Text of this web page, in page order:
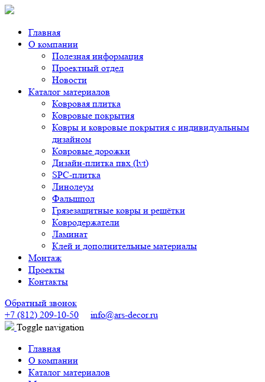
Главная
О компании
Полезная информация
Проектный отдел
Новости
Каталог материалов
Ковровая плитка
Ковровые покрытия
Ковры и ковровые покрытия с индивидуальным
дизайном
Ковровые дорожки
Дизайн-плитка пвх (lvt)
SPC-плитка
Линолеум
Фальшпол
Грязезащитные ковры и решётки
Ковродержатели
Ламинат
Клей и дополнительные материалы
Монтаж
Проекты
Контакты
Обратный звонок
+7 (812) 209-10-50
info@ars-decor.ru
Toggle navigation
Главная
О компании
Каталог материалов